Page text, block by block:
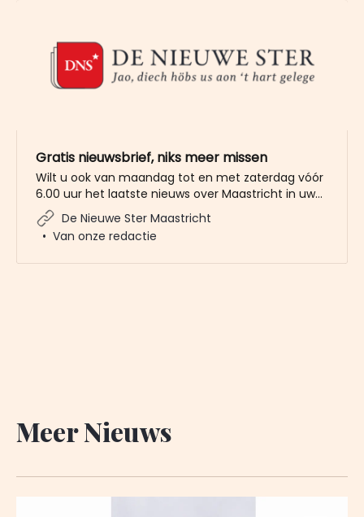
Gratis nieuwsbrief, niks meer missen
Wilt u ook van maandag tot en met zaterdag vóór
6.00 uur het laatste nieuws over Maastricht in uw
mailbox? Meld u dan gratis aan voor de nieuwbrief
van De Nieuwe Ster. Meer dan 20.000 trouwe lezers
gingen u al voor. Het enige wat wij van u vragen
De Nieuwe Ster Maastricht
Van onze redactie
Meer Nieuws